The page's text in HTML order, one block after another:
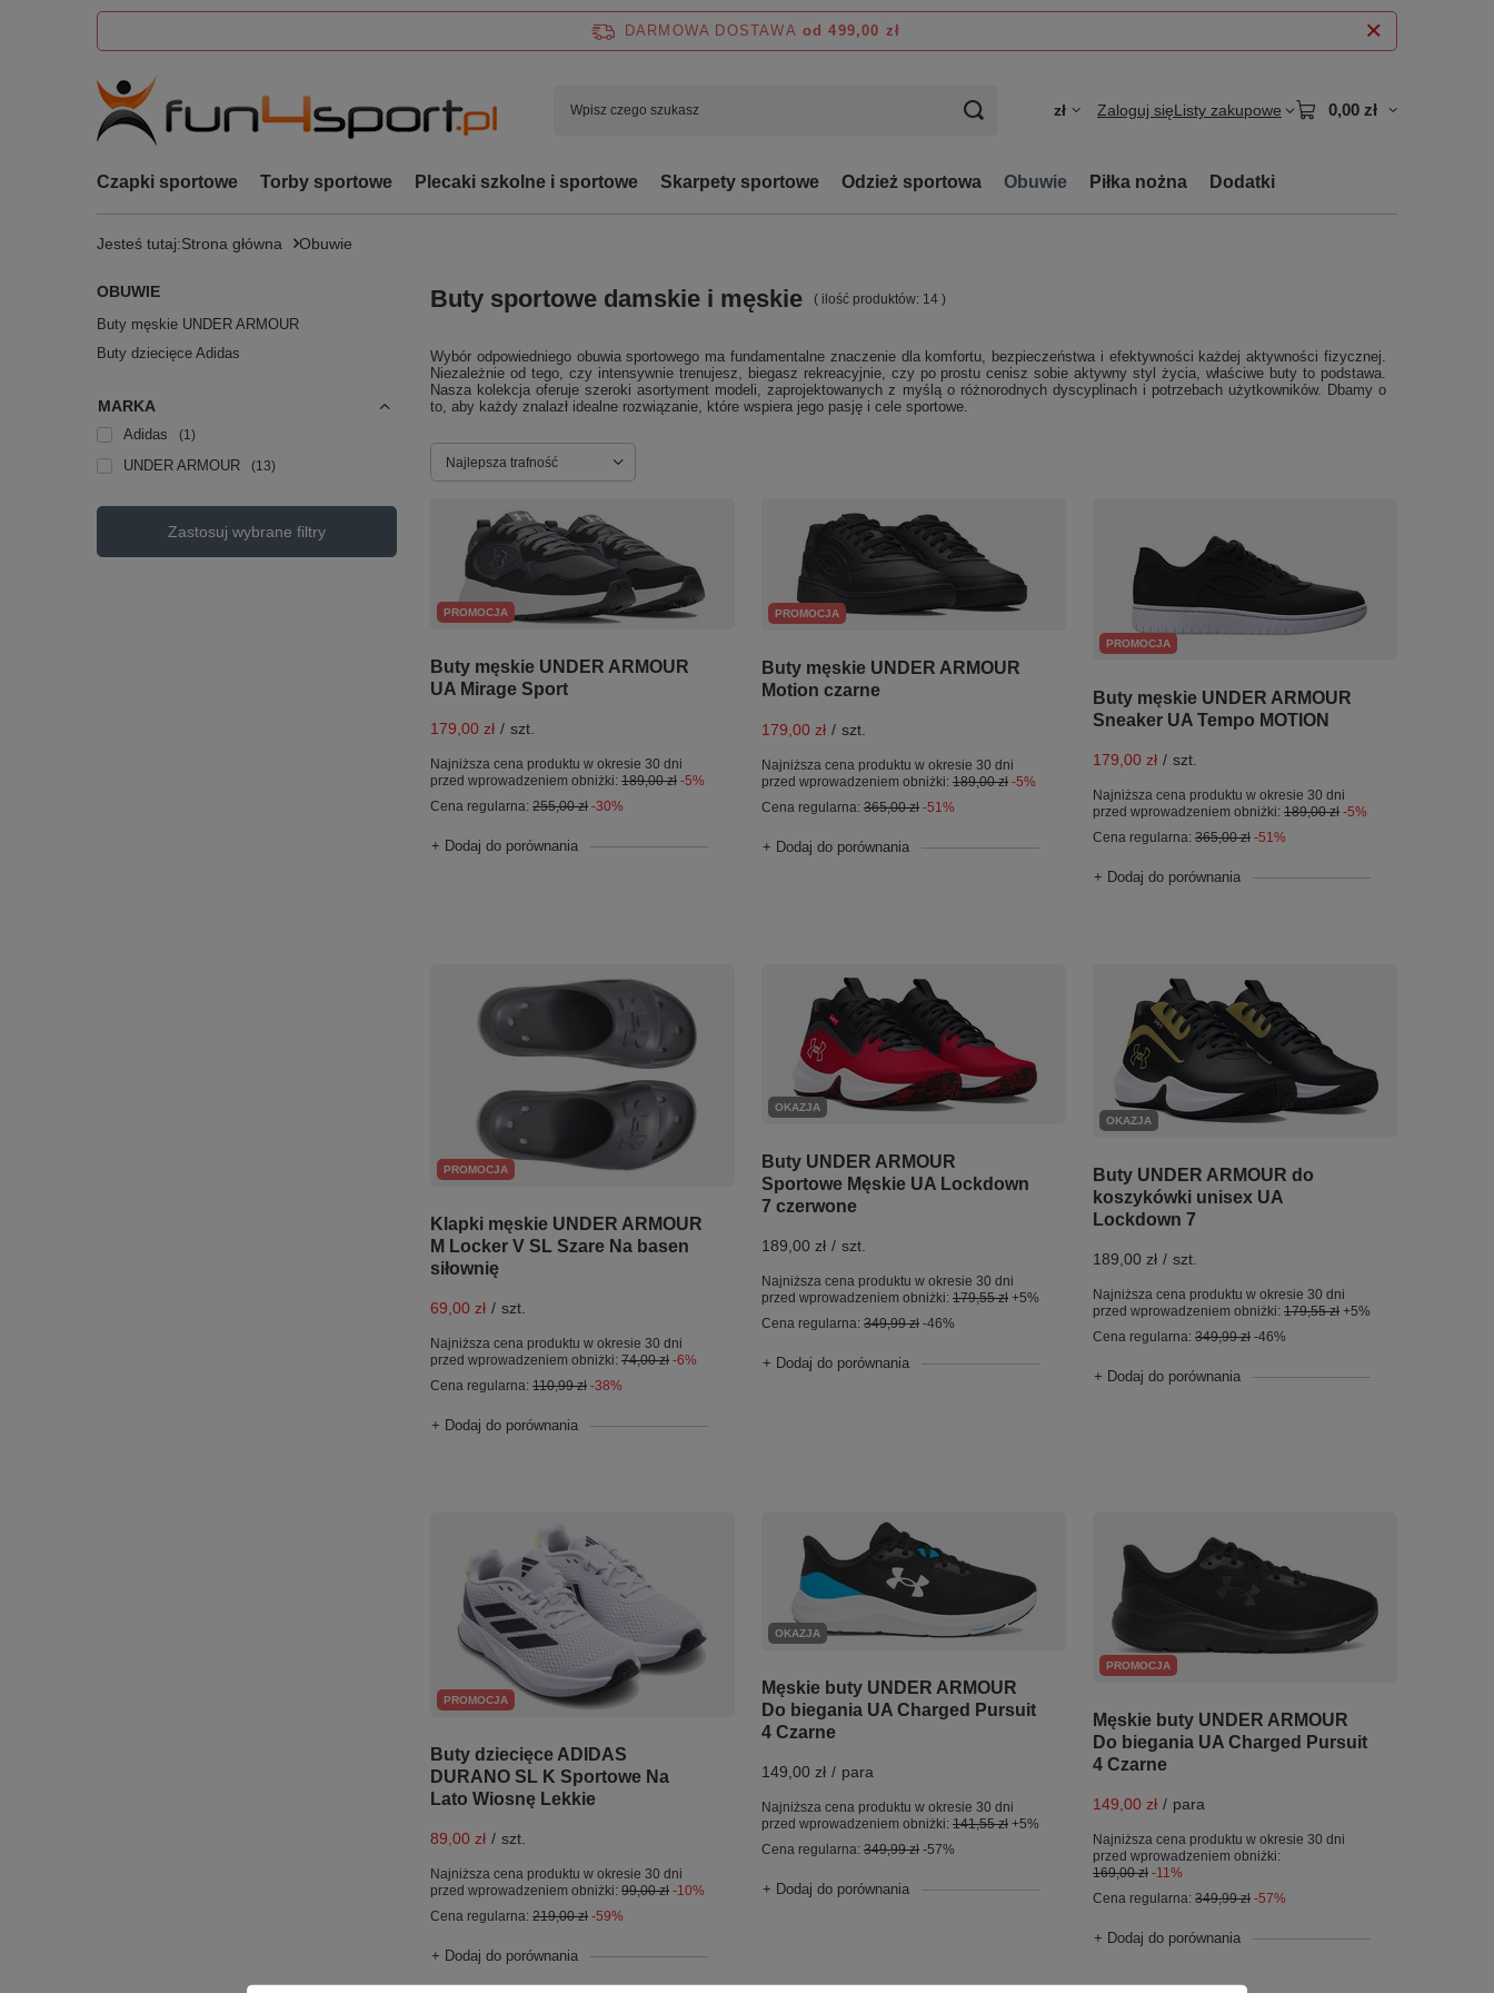
DARMOWA DOSTAWA od 499,00 zł
zł Zaloguj sięListy zakupowe 0,00 zł
Czapki sportowe Torby sportowe Plecaki szkolne i sportowe Skarpety sportowe Odzież sportowa Obuwie Piłka nożna Dodatki
Jesteś tutaj:Strona główna Obuwie
OBUWIE
Buty męskie UNDER ARMOUR
Buty dziecięce Adidas
MARKA
Adidas 1
UNDER ARMOUR 13
Zastosuj wybrane filtry
Buty sportowe damskie i męskie ( ilość produktów: 14 )
Wybór odpowiedniego obuwia sportowego ma fundamentalne znaczenie dla komfortu, bezpieczeństwa i efektywności każdej aktywności fizycznej.
Niezależnie od tego, czy intensywnie trenujesz, biegasz rekreacyjnie, czy po prostu cenisz sobie aktywny styl życia, właściwe buty to podstawa.
Nasza kolekcja oferuje szeroki asortyment modeli, zaprojektowanych z myślą o różnorodnych dyscyplinach i potrzebach użytkowników. Dbamy o
to, aby każdy znalazł idealne rozwiązanie, które wspiera jego pasję i cele sportowe.
Zmień sortowanie
Najlepsza trafność
PROMOCJA
Buty męskie UNDER ARMOUR
UA Mirage Sport
179,00 zł / szt.
Najniższa cena produktu w okresie 30 dni
przed wprowadzeniem obniżki: 189,00 zł -5%
Cena regularna: 255,00 zł -30%
+ Dodaj do porównania
PROMOCJA
Buty męskie UNDER ARMOUR
Motion czarne
179,00 zł / szt.
Najniższa cena produktu w okresie 30 dni
przed wprowadzeniem obniżki: 189,00 zł -5%
Cena regularna: 365,00 zł -51%
+ Dodaj do porównania
PROMOCJA
Buty męskie UNDER ARMOUR
Sneaker UA Tempo MOTION
179,00 zł / szt.
Najniższa cena produktu w okresie 30 dni
przed wprowadzeniem obniżki: 189,00 zł -5%
Cena regularna: 365,00 zł -51%
+ Dodaj do porównania
PROMOCJA
Klapki męskie UNDER ARMOUR
M Locker V SL Szare Na basen
siłownię
69,00 zł / szt.
Najniższa cena produktu w okresie 30 dni
przed wprowadzeniem obniżki: 74,00 zł -6%
Cena regularna: 110,99 zł -38%
+ Dodaj do porównania
OKAZJA
Buty UNDER ARMOUR
Sportowe Męskie UA Lockdown
7 czerwone
189,00 zł / szt.
Najniższa cena produktu w okresie 30 dni
przed wprowadzeniem obniżki: 179,55 zł +5%
Cena regularna: 349,99 zł -46%
+ Dodaj do porównania
OKAZJA
Buty UNDER ARMOUR do
koszykówki unisex UA
Lockdown 7
189,00 zł / szt.
Najniższa cena produktu w okresie 30 dni
przed wprowadzeniem obniżki: 179,55 zł +5%
Cena regularna: 349,99 zł -46%
+ Dodaj do porównania
PROMOCJA
Buty dziecięce ADIDAS
DURANO SL K Sportowe Na
Lato Wiosnę Lekkie
89,00 zł / szt.
Najniższa cena produktu w okresie 30 dni
przed wprowadzeniem obniżki: 99,00 zł -10%
Cena regularna: 219,00 zł -59%
+ Dodaj do porównania
OKAZJA
Męskie buty UNDER ARMOUR
Do biegania UA Charged Pursuit
4 Czarne
149,00 zł / para
Najniższa cena produktu w okresie 30 dni
przed wprowadzeniem obniżki: 141,55 zł +5%
Cena regularna: 349,99 zł -57%
+ Dodaj do porównania
PROMOCJA
Męskie buty UNDER ARMOUR
Do biegania UA Charged Pursuit
4 Czarne
149,00 zł / para
Najniższa cena produktu w okresie 30 dni
przed wprowadzeniem obniżki:
169,00 zł -11%
Cena regularna: 349,99 zł -57%
+ Dodaj do porównania